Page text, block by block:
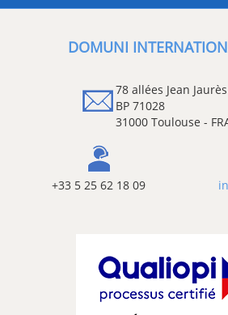
DOMUNI
78 allées Jean Jaurès
BP 71028
31000 Toulouse -
+33 5 25 62 18 09